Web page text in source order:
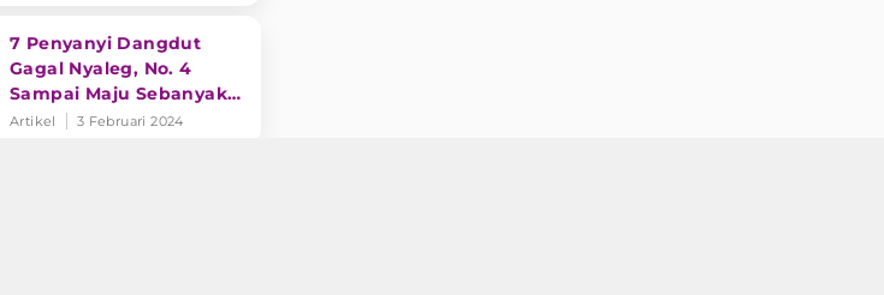
7 Penyanyi Dangdut
Gagal Nyaleg, No. 4
Sampai Maju Sebanyak 3
Kali
Artikel 3 Februari 2024